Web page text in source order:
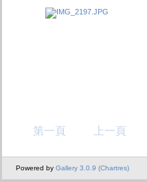
第一頁 上一頁
Powered by Gallery 3.0.9 (Chartres)